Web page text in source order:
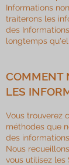
Informations
traiterons les
des
longtemps
COMMENT
LES
Vous trouverez
méthodes que
des
Nous
vous utilisez les